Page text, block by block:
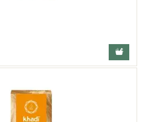
Ajouter